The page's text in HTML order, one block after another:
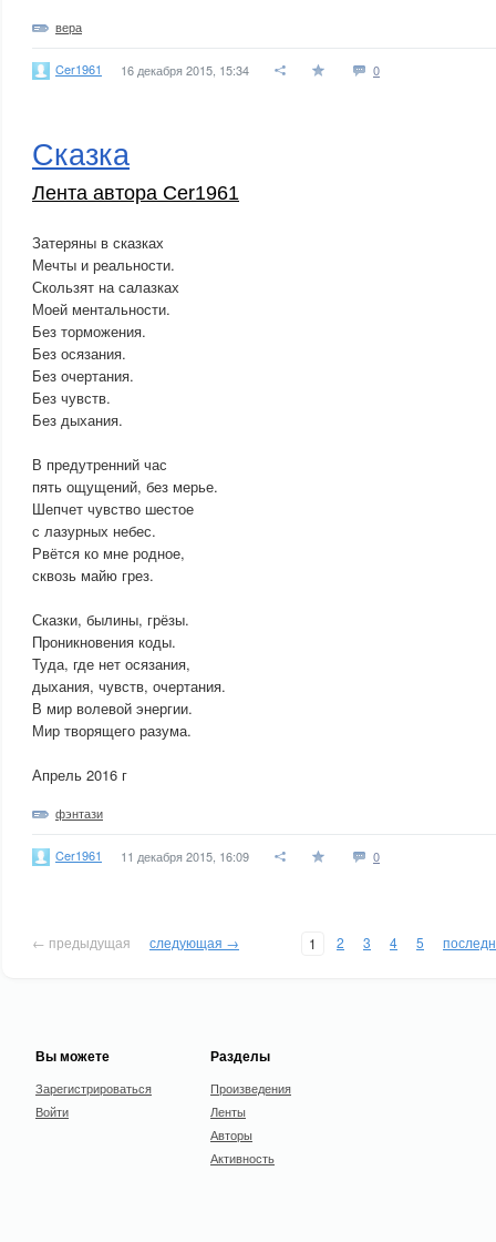
вера
Cer1961 16 декабря 2015, 15:34 0
Сказка
Лента автора Cer1961
Затеряны в сказках
Мечты и реальности.
Скользят на салазках
Моей ментальности.
Без торможения.
Без осязания.
Без очертания.
Без чувств.
Без дыхания.
В предутренний час
пять ощущений, без мерье.
Шепчет чувство шестое
с лазурных небес.
Рвётся ко мне родное,
сквозь майю грез.
Сказки, былины, грёзы.
Проникновения коды.
Туда, где нет осязания,
дыхания, чувств, очертания.
В мир волевой энергии.
Мир творящего разума.
Апрель 2016 г
фэнтази
Cer1961 11 декабря 2015, 16:09 0
← предыдущая следующая → 1 2 3 4 5
Вы можете
Зарегистрироваться
Войти
Разделы
Произведения
Ленты
Авторы
Активность